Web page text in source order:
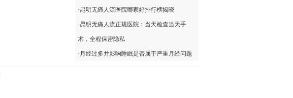
·昆明无痛人流医院哪家好排行榜揭晓
·昆明无痛人流正规医院：当天检查当天手
术，全程保密隐私
· 月经过多并影响睡眠是否属于严重月经问题